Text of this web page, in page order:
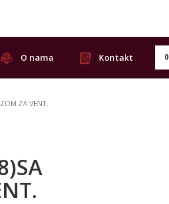
0
O nama Kontakt
ZA VENT.